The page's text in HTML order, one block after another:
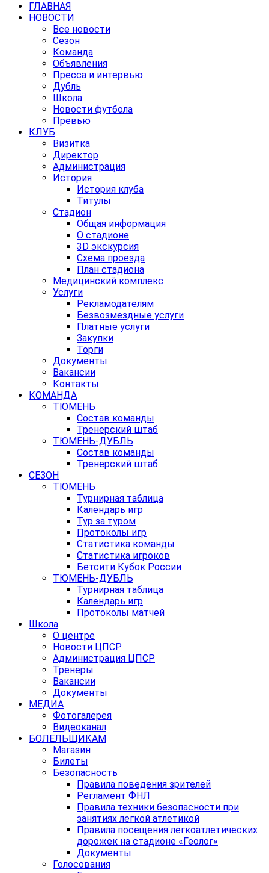
ГЛАВНАЯ
НОВОСТИ
Все новости
Сезон
Команда
Объявления
Пресса и интервью
Дубль
Школа
Новости футбола
Превью
КЛУБ
Визитка
Директор
Администрация
История
История клуба
Титулы
Стадион
Общая информация
О стадионе
3D экскурсия
Схема проезда
План стадиона
Медицинский комплекс
Услуги
Рекламодателям
Безвозмездные услуги
Платные услуги
Закупки
Торги
Документы
Вакансии
Контакты
КОМАНДА
ТЮМЕНЬ
Состав команды
Тренерский штаб
ТЮМЕНЬ-ДУБЛЬ
Состав команды
Тренерский штаб
СЕЗОН
ТЮМЕНЬ
Турнирная таблица
Календарь игр
Тур за туром
Протоколы игр
Статистика команды
Статистика игроков
Бетсити Кубок России
ТЮМЕНЬ-ДУБЛЬ
Турнирная таблица
Календарь игр
Протоколы матчей
Школа
О центре
Новости ЦПСР
Администрация ЦПСР
Тренеры
Вакансии
Документы
МЕДИА
Фотогалерея
Видеоканал
БОЛЕЛЬЩИКАМ
Магазин
Билеты
Безопасность
Правила поведения зрителей
Регламент ФНЛ
Правила техники безопасности при
занятиях легкой атлетикой
Правила посещения легкоатлетических
дорожек на стадионе «Геолог»
Документы
Голосования